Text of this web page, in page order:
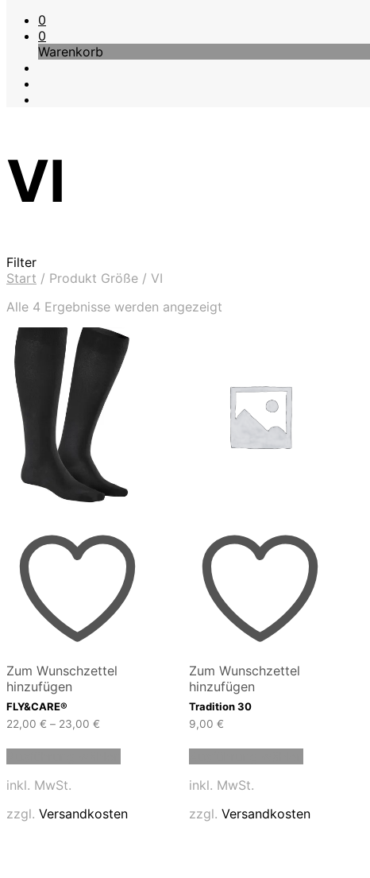
0
0
Warenkorb
VI
Filter
Start / Produkt Größe / VI
Alle 4 Ergebnisse werden angezeigt
Zum Wunschzettel
hinzufügen
FLY&CARE®
22,00 € – 23,00 €
auf.
inkl. MwSt.
zzgl. Versandkosten
Zum Wunschzettel
hinzufügen
Tradition 30
9,00 €
auf.
inkl. MwSt.
zzgl. Versandkosten